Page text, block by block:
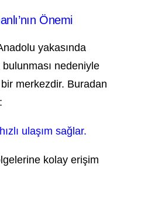
Önemi
yakasında
nedeniyle
merkezdir. Buradan
ulaşım sağlar.
kolay erişim